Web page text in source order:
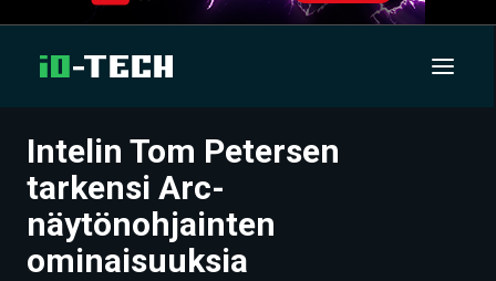
UUTISET
ARTIKKELIT
VIDEOT
Intelin Tom Petersen
tarkensi Arc-
näytönohjainten
ominaisuuksia